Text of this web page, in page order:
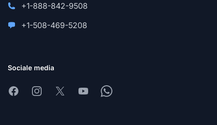
+1-888-842-9508
+1-508-469-5208
Sociale media
FacebookInstagram
X YoutubeWhatsapp